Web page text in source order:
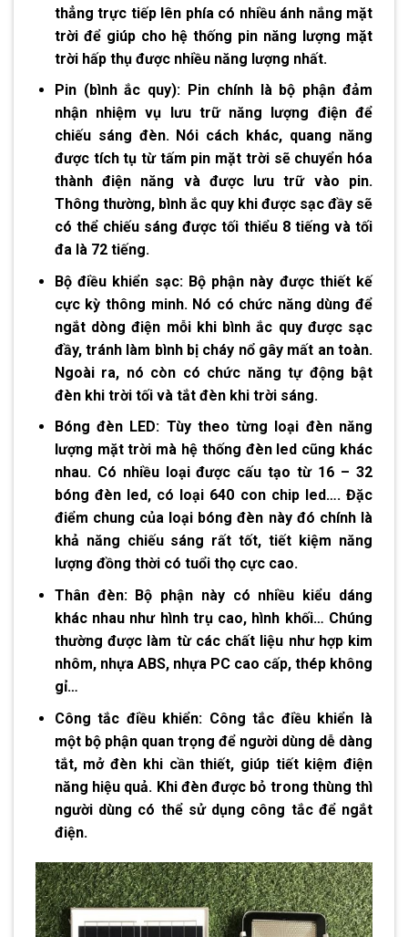
thẳng trực tiếp lên phía có nhiều ánh nắng mặt
trời để giúp cho hệ thống pin năng lượng mặt
trời hấp thụ được nhiều năng lượng nhất.
Pin (bình ắc quy): Pin chính là bộ phận đảm
nhận nhiệm vụ lưu trữ năng lượng điện để
chiếu sáng đèn. Nói cách khác, quang năng
được tích tụ từ tấm pin mặt trời sẽ chuyển hóa
thành điện năng và được lưu trữ vào pin.
Thông thường, bình ắc quy khi được sạc đầy sẽ
có thể chiếu sáng được tối thiểu 8 tiếng và tối
đa là 72 tiếng.
Bộ điều khiển sạc: Bộ phận này được thiết kế
cực kỳ thông minh. Nó có chức năng dùng để
ngắt dòng điện mỗi khi bình ắc quy được sạc
đầy, tránh làm bình bị cháy nổ gây mất an toàn.
Ngoài ra, nó còn có chức năng tự động bật
đèn khi trời tối và tắt đèn khi trời sáng.
Bóng đèn LED: Tùy theo từng loại đèn năng
lượng mặt trời mà hệ thống đèn led cũng khác
nhau. Có nhiều loại được cấu tạo từ 16 – 32
bóng đèn led, có loại 640 con chip led…. Đặc
điểm chung của loại bóng đèn này đó chính là
khả năng chiếu sáng rất tốt, tiết kiệm năng
lượng đồng thời có tuổi thọ cực cao.
Thân đèn:Bộ phận này có nhiều kiểu dáng
khác nhau như hình trụ cao, hình khối… Chúng
thường được làm từ các chất liệu như hợp kim
nhôm, nhựa ABS, nhựa PC cao cấp, thép không
gỉ…
Công tắc điều khiển: Công tắc điều khiển là
một bộ phận quan trọng để người dùng dễ dàng
tắt, mở đèn khi cần thiết, giúp tiết kiệm điện
năng hiệu quả. Khi đèn được bỏ trong thùng thì
người dùng có thể sử dụng công tắc để ngắt
điện.